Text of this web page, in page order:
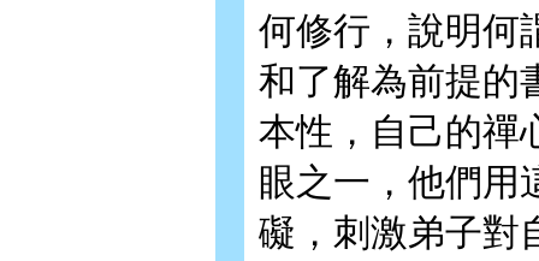
何修行，說明何
和了解為前提的
本性，自己的禪
眼之一，他們用
礙，刺激弟子對